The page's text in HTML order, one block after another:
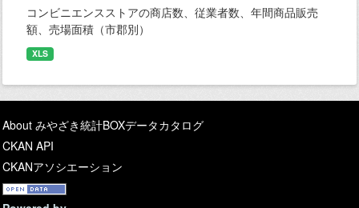
コンビニエンスストアの商店数、従業者数、年間商品販売
額、売場面積（市郡別）
XLS
About みやざき統計BOXデータカタログ
CKAN API
CKANアソシエーション